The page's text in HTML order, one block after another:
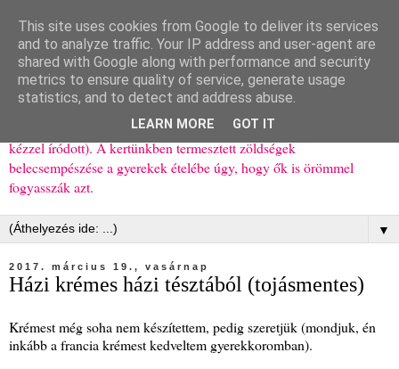
Ízőrző
Kisgyerekes család kipróbált, többnyire egészséges ételeket
bemutató receptjei a mindennapokra (mert a papírfecniket folyton
elhagyom) és gyerekeimnek ajándékba (mint régen, csak ez nem
kézzel íródott). A kertünkben termesztett zöldségek
belecsempészése a gyerekek ételébe úgy, hogy ők is örömmel
fogyasszák azt.
▼
2017. március 19., vasárnap
Házi krémes házi tésztából (tojásmentes)
Krémest még soha nem készítettem, pedig szeretjük (mondjuk, én
inkább a francia krémest kedveltem gyerekkoromban).
This site uses cookies from Google to deliver its services
and to analyze traffic. Your IP address and user-agent are
shared with Google along with performance and security
metrics to ensure quality of service, generate usage
statistics, and to detect and address abuse.
LEARN MORE GOT IT